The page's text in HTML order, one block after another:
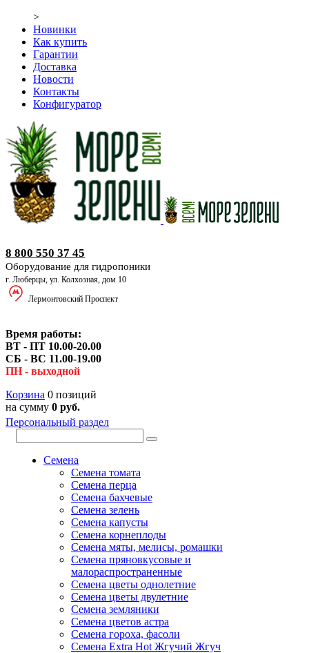
>
Новинки
Как купить
Гарантии
Доставка
Новости
Контакты
Конфигуратор
8 800 550 37 45
Оборудование для гидропоники
г. Люберцы, ул. Колхозная, дом 10
Лермонтовский Проспект
Время работы:
ВТ - ПТ 10.00-20.00
СБ - ВС 11.00-19.00
ПН - выходной
Корзина 0 позиций
на сумму 0 руб.
Персональный раздел
Семена
Семена томата
Семена перца
Семена бахчевые
Семена зелень
Семена капусты
Семена корнеплоды
Семена мяты, мелисы, ромашки
Семена пряновкусовые и
малораспространенные
Семена цветы однолетние
Семена цветы двулетние
Семена земляники
Семена цветов астра
Семена гороха, фасоли
Семена Extra Hot Жгучий Жгуч